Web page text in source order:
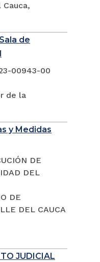
Cauca,
de
00943-00
de la
y Medidas
DE
DEL
DE
DEL CAUCA
JUDICIAL